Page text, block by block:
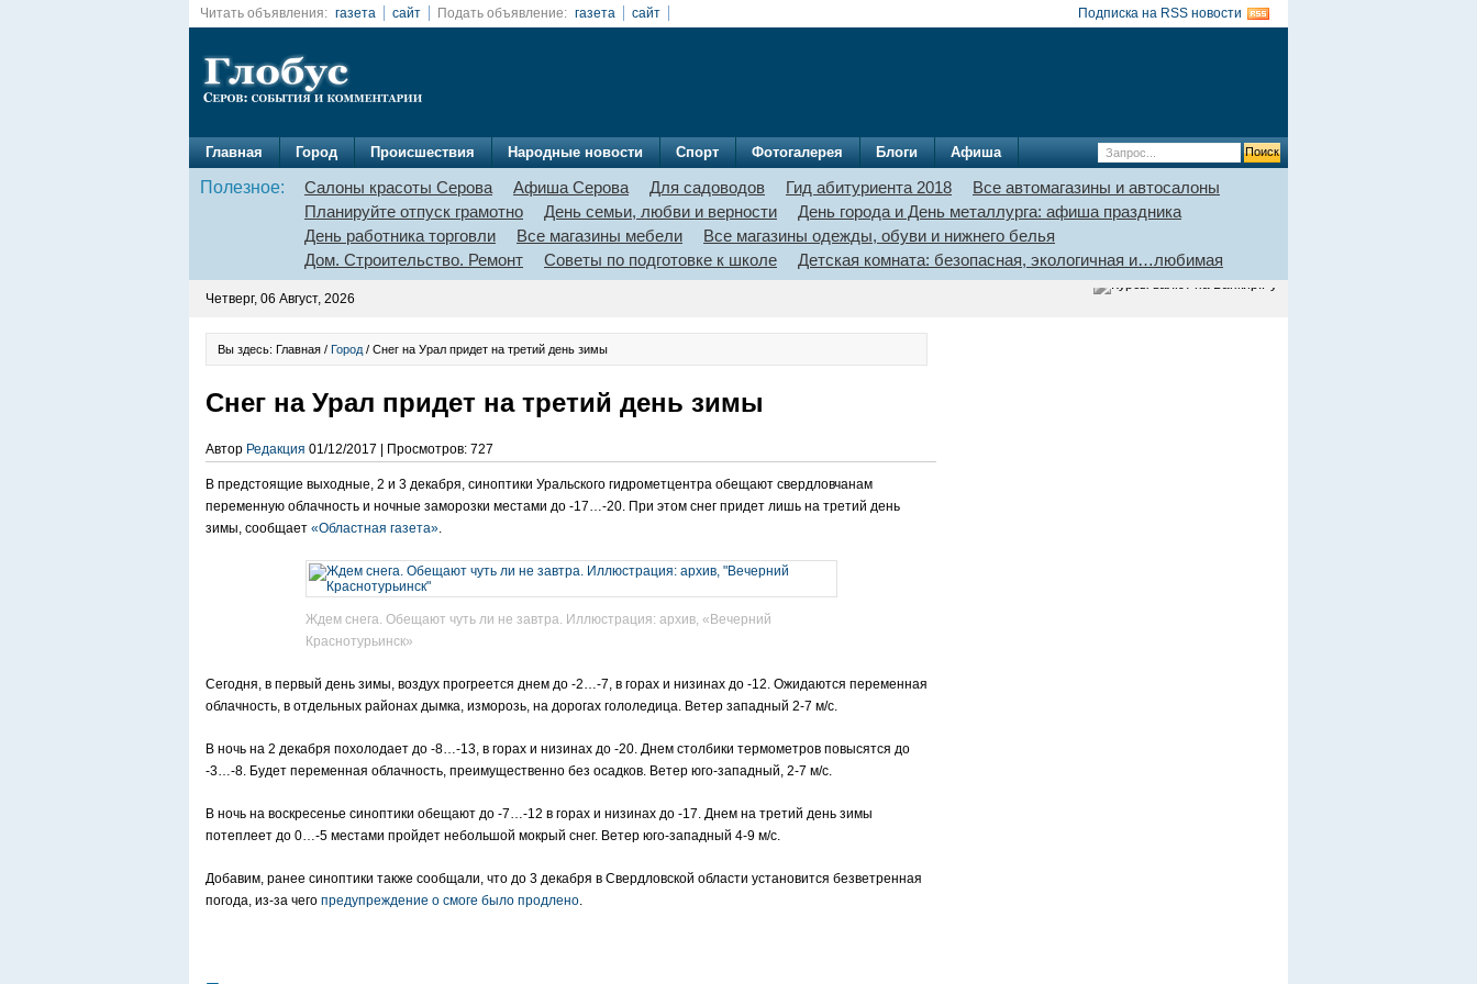
Читать объявления: газета сайт Подать объявление: газета сайт Подписка на RSS новости
Главная Город Происшествия Народные новости Спорт Фотогалерея Блоги Афиша
Полезное: Салоны красоты Серова Афиша Серова Для садоводов Гид абитуриента 2018
Все автомагазины и автосалоны
Планируйте отпуск грамотно
День семьи, любви и верности
День города и День металлурга: афиша праздника
День работника торговли
Все магазины мебели
Все магазины одежды, обуви и нижнего белья
Дом. Строительство. Ремонт
Советы по подготовке к школе Детская комната: безопасная, экологичная и…любимая
Четверг, 06 Август, 2026
Вы здесь: Главная / Город / Снег на Урал придет на третий день зимы
Снег на Урал придет на третий день зимы
Автор Редакция 01/12/2017 | Просмотров: 727
В предстоящие выходные, 2 и 3 декабря, синоптики Уральского гидрометцентра обещают свердловчанам
переменную облачность и ночные заморозки местами до -17…-20. При этом снег придет лишь на третий день
зимы, сообщает «Областная газета».
Ждем снега. Обещают чуть ли не завтра. Иллюстрация: архив, «Вечерний
Краснотурьинск»
Сегодня, в первый день зимы, воздух прогреется днем до -2…-7, в горах и низинах до -12. Ожидаются переменная
облачность, в отдельных районах дымка, изморозь, на дорогах гололедица. Ветер западный 2-7 м/с.
В ночь на 2 декабря похолодает до -8…-13, в горах и низинах до -20. Днем столбики термометров повысятся до
-3…-8. Будет переменная облачность, преимущественно без осадков. Ветер юго-западный, 2-7 м/с.
В ночь на воскресенье синоптики обещают до -7…-12 в горах и низинах до -17. Днем на третий день зимы
потеплеет до 0…-5 местами пройдет небольшой мокрый снег. Ветер юго-западный 4-9 м/с.
Добавим, ранее синоптики также сообщали, что до 3 декабря в Свердловской области установится безветренная
погода, из-за чего предупреждение о смоге было продлено.